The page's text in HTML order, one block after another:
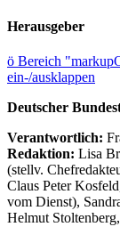
Herausgeber
ö Bereich
ein-/ausklappen
Deutscher
Verantwortlich:
Redaktion: Lisa
(stellv.
Claus Peter
vom Dienst),
Helmut